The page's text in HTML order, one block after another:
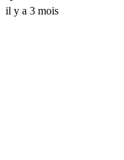
il y a 3 mois